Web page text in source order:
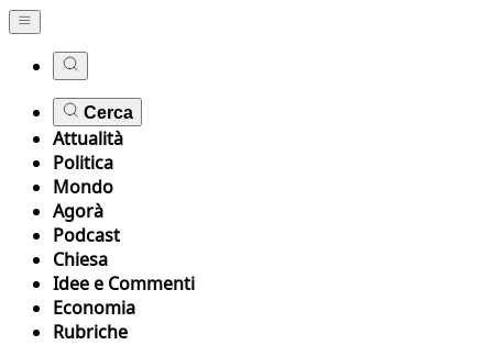
Cerca
Attualità
Politica
Mondo
Agorà
Podcast
Chiesa
Idee e Commenti
Economia
Rubriche